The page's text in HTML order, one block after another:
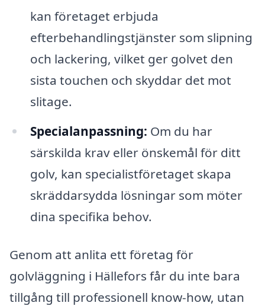
kan företaget erbjuda
efterbehandlingstjänster som slipning
och lackering, vilket ger golvet den
sista touchen och skyddar det mot
slitage.
Specialanpassning: Om du har
särskilda krav eller önskemål för ditt
golv, kan specialistföretaget skapa
skräddarsydda lösningar som möter
dina specifika behov.
Genom att anlita ett företag för
golvläggning i Hällefors får du inte bara
tillgång till professionell know-how, utan